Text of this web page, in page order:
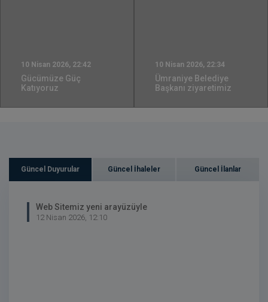
10 Nisan 2026, 22:42
Gücümüze Güç
Katıyoruz
10 Nisan 2026, 22:34
Ümraniye Belediye
Başkanı ziyaretimiz
Güncel Duyurular Güncel İhaleler Güncel İlanlar
Web Sitemiz yeni arayüzüyle
12 Nisan 2026, 12:10